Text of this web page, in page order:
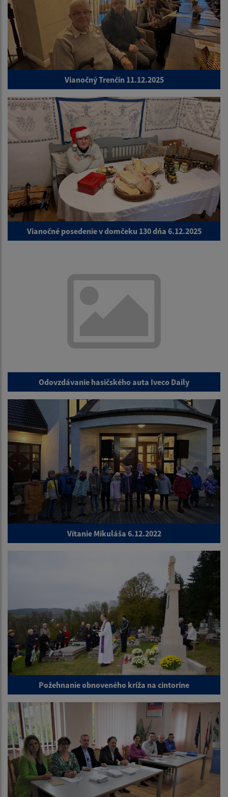
Vianočný Trenčín 11.12.2025
Vianočné posedenie v domčeku 130 dňa 6.12.2025
Odovzdávanie hasičského auta Iveco Daily
Vítanie Mikuláša 6.12.2022
Požehnanie obnoveného kríža na cintoríne